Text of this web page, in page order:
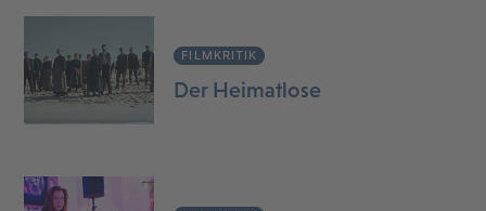
FILMKRITIK
Der Heimatlose